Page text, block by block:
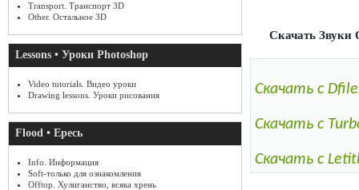
Transport. Транспорт 3D
Other. Остальное 3D
Lessons • Уроки Photoshop
Video tutorials. Видео уроки
Drawing lessons. Уроки рисования
Flood • Ересь
Info. Информация
Soft-только для ознакомления
Offtop. Хулиганство, всяка хрень
Скачать Звуки
Скачать с
Скачать с
Скачать с